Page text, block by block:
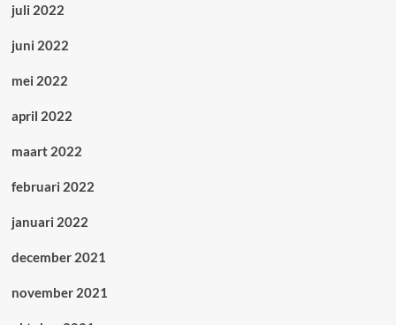
juli 2022
juni 2022
mei 2022
april 2022
maart 2022
februari 2022
januari 2022
december 2021
november 2021